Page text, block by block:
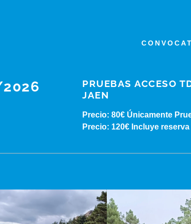
MONTAÑA
PRUEBAS ACCESO
JAEN
Precio: 80€ Únicamente
Precio: 120€ Incluye